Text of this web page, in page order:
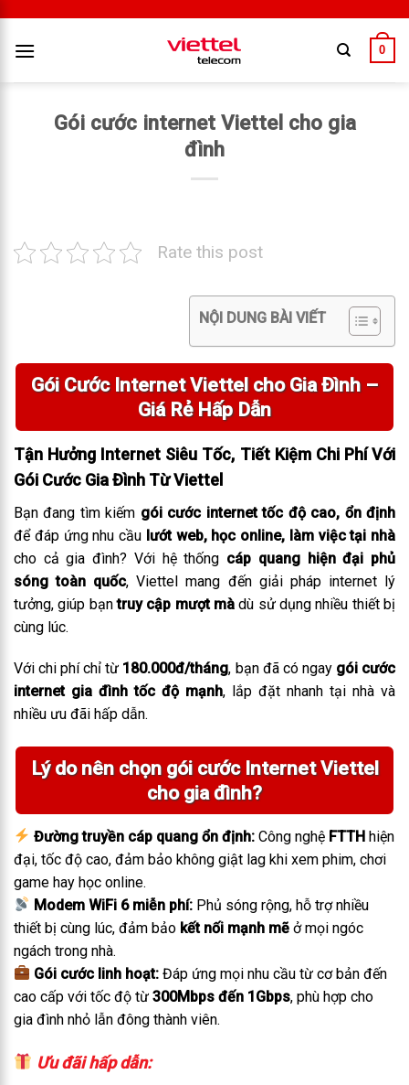
0
Gói cước internet Viettel cho gia
đình
Rate this post
NỘI DUNG BÀI VIẾT
Gói Cước Internet Viettel cho Gia Đình –
Giá Rẻ Hấp Dẫn
Tận Hưởng Internet Siêu Tốc, Tiết Kiệm Chi Phí Với
Gói Cước Gia Đình Từ Viettel
Bạn đang tìm kiếm gói cước internet tốc độ cao, ổn định
để đáp ứng nhu cầu lướt web, học online, làm việc tại nhà
cho cả gia đình? Với hệ thống cáp quang hiện đại phủ
sóng toàn quốc, Viettel mang đến giải pháp internet lý
tưởng, giúp bạntruy cập mượt mà dù sử dụng nhiều thiết bị
cùng lúc.
Với chi phí chỉ từ 180.000đ/tháng, bạn đã có ngay gói cước
internet gia đình tốc độ mạnh, lắp đặt nhanh tại nhà và
nhiều ưu đãi hấp dẫn.
Lý do nên chọn gói cước Internet Viettel
cho gia đình?
Đường truyền cáp quang ổn định: Công nghệ FTTH hiện
đại, tốc độ cao, đảm bảo không giật lag khi xem phim, chơi
game hay học online.
Modem WiFi 6 miễn phí: Phủ sóng rộng, hỗ trợ nhiều
thiết bị cùng lúc, đảm bảo kết nối mạnh mẽ ở mọi ngóc
ngách trong nhà.
Gói cước linh hoạt: Đáp ứng mọi nhu cầu từ cơ bản đến
cao cấp với tốc độ từ 300Mbps đến 1Gbps, phù hợp cho
gia đình nhỏ lẫn đông thành viên.
Ưu đãi hấp dẫn: